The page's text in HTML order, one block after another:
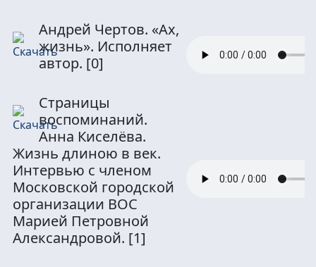
Андрей Чертов. «Ах,
жизнь». Исполняет
автор. [0]
Страницы
воспоминаний.
Анна Киселёва.
Жизнь длиною в век.
Интервью с членом
Московской городской
организации ВОС
Марией Петровной
Александровой. [1]